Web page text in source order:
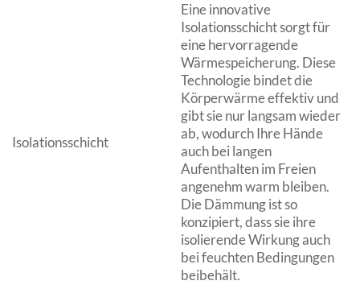
Isolationsschicht
Eine innovative
Isolationsschicht sorgt für
eine hervorragende
Wärmespeicherung. Diese
Technologie bindet die
Körperwärme effektiv und
gibt sie nur langsam wieder
ab, wodurch Ihre Hände
auch bei langen
Aufenthalten im Freien
angenehm warm bleiben.
Die Dämmung ist so
konzipiert, dass sie ihre
isolierende Wirkung auch
bei feuchten Bedingungen
beibehält.